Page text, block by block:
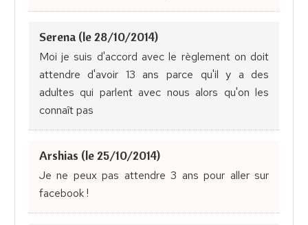
Serena (le 28/10/2014)
Moi je suis d'accord avec le règlement on doit
attendre d'avoir 13 ans parce qu'il y a des
adultes qui parlent avec nous alors qu'on les
connaît pas
Arshias (le 25/10/2014)
Je ne peux pas attendre 3 ans pour aller sur
facebook !